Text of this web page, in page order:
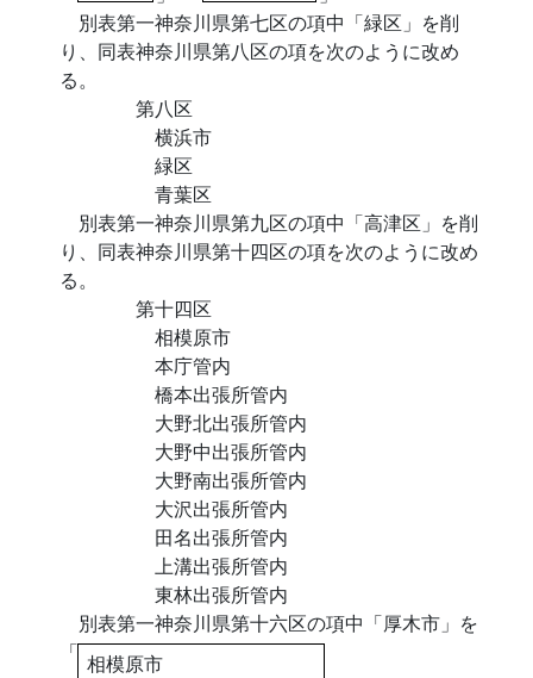
別表第一神奈川県第七区の項中「緑区」を削
り、同表神奈川県第八区の項を次のように改め
る。
第八区
横浜市
緑区
青葉区
別表第一神奈川県第九区の項中「高津区」を削
り、同表神奈川県第十四区の項を次のように改め
る。
第十四区
相模原市
本庁管内
橋本出張所管内
大野北出張所管内
大野中出張所管内
大野南出張所管内
大沢出張所管内
田名出張所管内
上溝出張所管内
東林出張所管内
別表第一神奈川県第十六区の項中「厚木市」を
「 相模原市